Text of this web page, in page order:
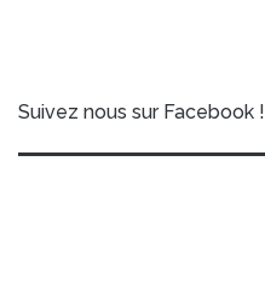
Suivez nous sur Facebook !